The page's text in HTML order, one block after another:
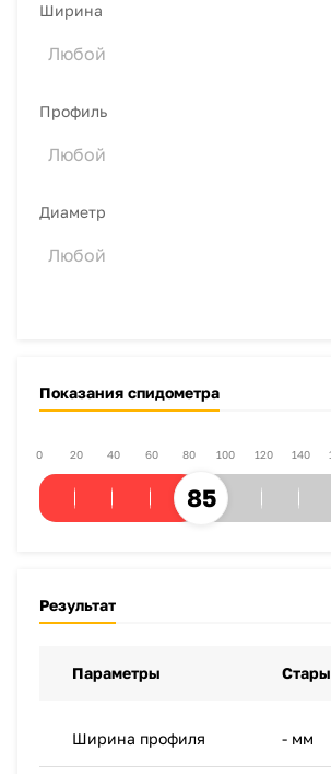
Ширина
Любой
Профиль
Любой
Диаметр
Любой
Показания спидометра
0 20 40 60 80 100 120 140
85
Результат
Параметры
Ширина профиля - мм